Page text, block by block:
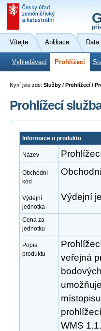
Vítejte Aplikace Data
Vyhledávací Prohlížecí
Nyní jste zde: Služby / Prohlížecí /
Prohlížecí
Informace o produktu
Název
Obchodní
kód
Výdejní
jednotka
Výdejní
Cena za
jednotku
Popis
produktu
veřejná
WMS